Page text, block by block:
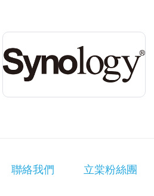
聯絡我們 立棠粉絲團